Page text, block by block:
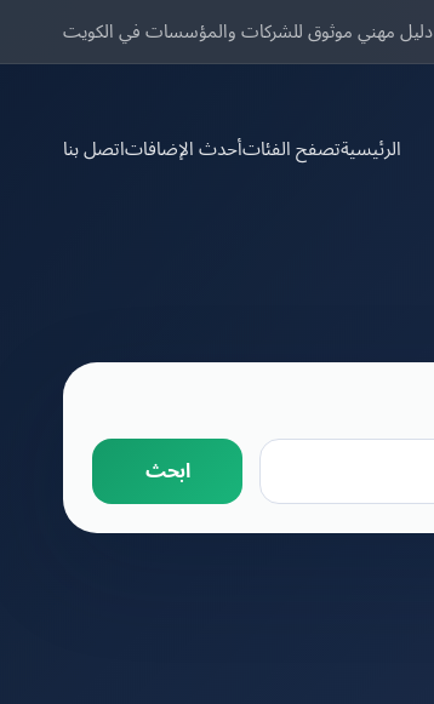
دليل مهني موثوق للشركات والمؤسسات في الكويت
الرئيسيةتصفح الفئاتأحدث الإضافاتاتصل بنا
ابحث